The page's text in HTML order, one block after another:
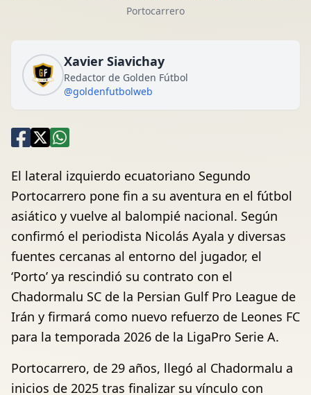
Portocarrero
Xavier Siavichay
Redactor de Golden Fútbol
@goldenfutbolweb
El lateral izquierdo ecuatoriano Segundo
Portocarrero pone fin a su aventura en el fútbol
asiático y vuelve al balompié nacional. Según
confirmó el periodista Nicolás Ayala y diversas
fuentes cercanas al entorno del jugador, el
‘Porto’ ya rescindió su contrato con el
Chadormalu SC de la Persian Gulf Pro League de
Irán y firmará como nuevo refuerzo de Leones FC
para la temporada 2026 de la LigaPro Serie A.
Portocarrero, de 29 años, llegó al Chadormalu a
inicios de 2025 tras finalizar su vínculo con